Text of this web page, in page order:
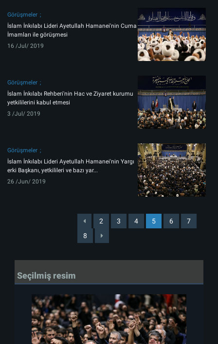
Görüşmeler
İslam İnkılabı Lideri Ayetullah Hamanei'nin Cuma
İmamları ile görüşmesi
16 /Jul/ 2019
Görüşmeler
İslam İnkılabı Rehberi'nin Hac ve Ziyaret kurumu
yetkililerini kabul etmesi
3 /Jul/ 2019
Görüşmeler
İslam İnkılabı Lideri Ayetullah Hamanei'nin Yargı
erki Başkanı, yetkilileri ve bazı yar...
26 /Jun/ 2019
2 3 4 5 6
7
8
Seçilmiş resim